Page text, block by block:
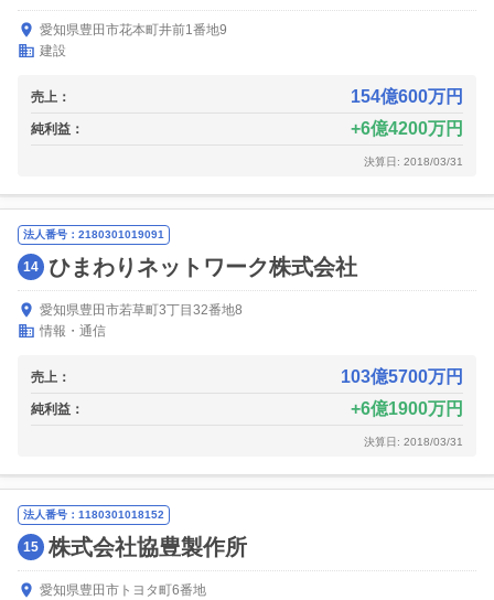
愛知県豊田市花本町井前1番地9
建設
売上： 154億600万円
純利益： 6億4200万円
決算日: 2018/03/31
法人番号：2180301019091
14 ひまわりネットワーク株式会社
愛知県豊田市若草町3丁目32番地8
情報・通信
売上： 103億5700万円
純利益： 6億1900万円
決算日: 2018/03/31
法人番号：1180301018152
15 株式会社協豊製作所
愛知県豊田市トヨタ町6番地